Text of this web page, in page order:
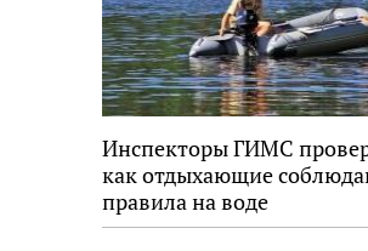
Инспекторы ГИМС
как отдыхающие
правила на воде